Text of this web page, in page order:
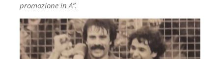
promozione in A”.